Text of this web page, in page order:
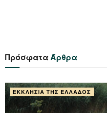
ΠρόσφαταΆρθρα
ΕΚΚΛΗΣΊΑ ΤΗΣ ΕΛΛΆΔΟΣ